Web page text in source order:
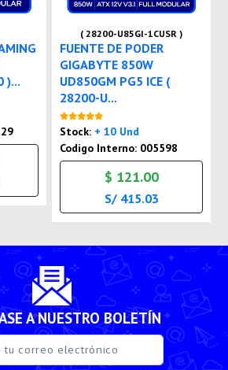
)...
( 28200-U85GI-1CUSR )
FUENTE DE PODER
GIGABYTE 850W
UD850GM PG5 ICE (
28200-U...
Stock: + 10 Und
Codigo Interno: 005598
$ 121.00
S/ 415.03
A NUESTRO BOLETÍN